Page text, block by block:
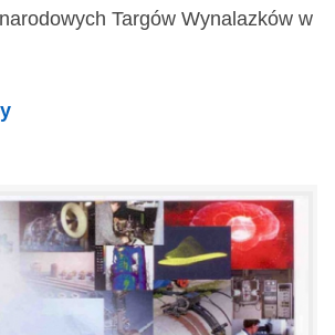
Targów Wynalazków w